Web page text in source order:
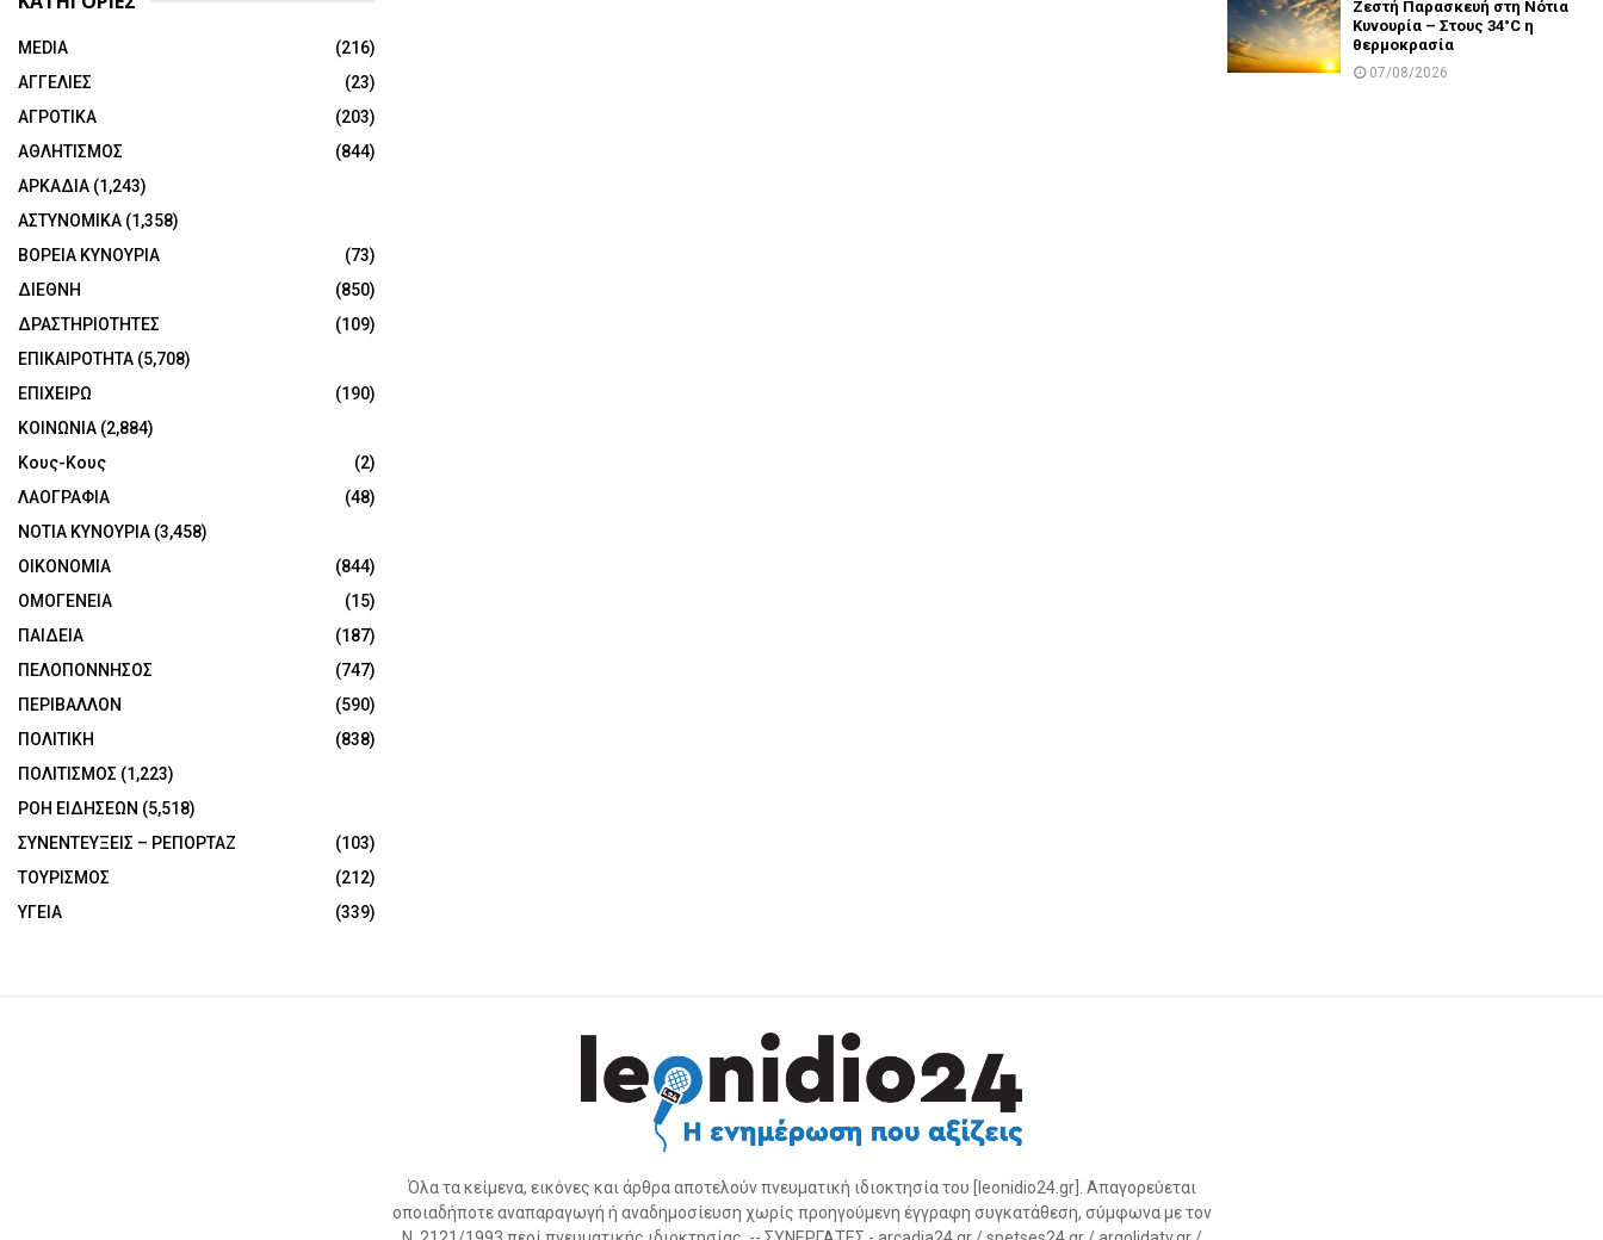
MEDIA
(216)
ΑΓΓΕΛΙΕΣ
(23)
ΑΓΡΟΤΙΚΑ
(203)
ΑΘΛΗΤΙΣΜΟΣ
(844)
ΑΡΚΑΔΙΑ (1,243)
ΑΣΤΥΝΟΜΙΚΑ (1,358)
ΒΟΡΕΙΑ ΚΥΝΟΥΡΙΑ
(73)
ΔΙΕΘΝΗ
(850)
ΔΡΑΣΤΗΡΙΟΤΗΤΕΣ
(109)
ΕΠΙΚΑΙΡΟΤΗΤΑ (5,708)
ΕΠΙΧΕΙΡΩ
(190)
ΚΟΙΝΩΝΙΑ (2,884)
Κους-Κους
(2)
ΛΑΟΓΡΑΦΙΑ
(48)
ΝΟΤΙΑ ΚΥΝΟΥΡΙΑ (3,458)
ΟΙΚΟΝΟΜΙΑ
(844)
ΟΜΟΓΕΝΕΙΑ
(15)
ΠΑΙΔΕΙΑ
(187)
ΠΕΛΟΠΟΝΝΗΣΟΣ
(747)
ΠΕΡΙΒΑΛΛΟΝ
(590)
ΠΟΛΙΤΙΚΗ
(838)
ΠΟΛΙΤΙΣΜΟΣ (1,223)
ΡΟΗ ΕΙΔΗΣΕΩΝ (5,518)
ΣΥΝΕΝΤΕΥΞΕΙΣ – ΡΕΠΟΡΤΑΖ
(103)
ΤΟΥΡΙΣΜΟΣ
(212)
ΥΓΕΙΑ
(339)
Ζεστή Παρασκευή στη Νότια
Κυνουρία – Στους 34°C η
θερμοκρασία
07/08/2026
Όλα τα κείμενα, εικόνες και άρθρα αποτελούν πνευματική ιδιοκτησία του [leonidio24.gr]. Απαγορεύεται
οποιαδήποτε αναπαραγωγή ή αναδημοσίευση χωρίς προηγούμενη έγγραφη συγκατάθεση, σύμφωνα με τον